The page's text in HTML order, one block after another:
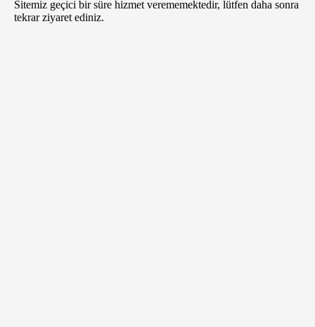
Sitemiz geçici bir süre hizmet verememektedir, lütfen daha sonra
tekrar ziyaret ediniz.